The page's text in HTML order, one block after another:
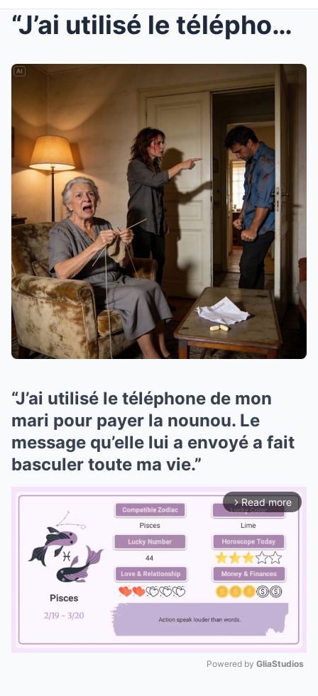
“J’ai utilisé le téléphone de mon mari pour ...
“J’ai utilisé le téléphone de mon
mari pour payer la nounou. Le
message qu’elle lui a envoyé a fait
basculer toute ma vie.”
arrow_forward_ios Read more
Powered by GliaStudios